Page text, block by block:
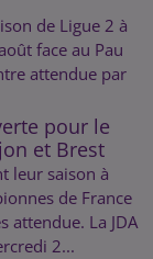
de Ligue 2 à
face au Pau
attendue par
pour le
et Brest
leur saison à
de France
attendue. La JDA
2...